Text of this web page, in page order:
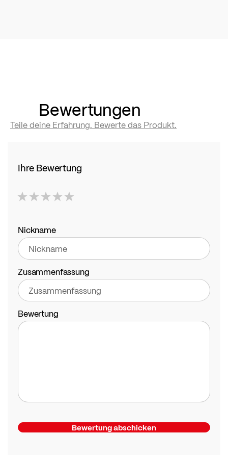
Bewertungen
Teile deine Erfahrung. Bewerte das Produkt.
Ihre Bewertung
star
stars
stars
stars
stars
Nickname
Zusammenfassung
Bewertung
Bewertung abschicken